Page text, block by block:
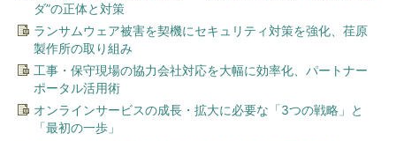
ダ”の正体と対策
ランサムウェア被害を契機にセキュリティ対策を強化、荏原
製作所の取り組み
工事・保守現場の協力会社対応を大幅に効率化、パートナー
ポータル活用術
オンラインサービスの成長・拡大に必要な「3つの戦略」と
「最初の一歩」